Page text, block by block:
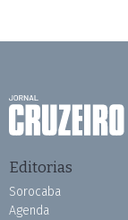
Editorias
Sorocaba
Agenda